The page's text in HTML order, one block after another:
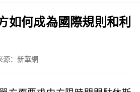
如何成為國際規則和利
源：新華網